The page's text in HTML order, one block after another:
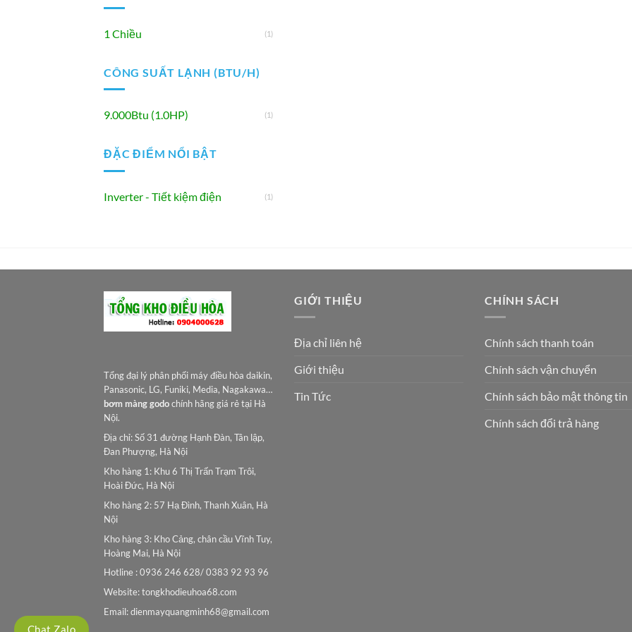
1 Chiều (1)
CÔNG SUẤT LẠNH (BTU/H)
9.000Btu (1.0HP) (1)
ĐẶC ĐIỂM NỔI BẬT
Inverter - Tiết kiệm điện (1)
Tổng đại lý phân phối máy điều hòa daikin,
Panasonic, LG, Funiki, Media, Nagakawa…
bơm màng godochính hãng giá rẻ tại Hà
Nội.
Địa chỉ: Số 31 đường Hạnh Đàn, Tân lập,
Đan Phượng, Hà Nội
Kho hàng 1: Khu 6 Thị Trấn Trạm Trôi,
Hoài Đức, Hà Nội
Kho hàng 2: 57 Hạ Đình, Thanh Xuân, Hà
Nội
Kho hàng 3: Kho Cảng, chân cầu Vĩnh Tuy,
Hoàng Mai, Hà Nội
Hotline : 0936 246 628/ 0383 92 93 96
Website: tongkhodieuhoa68.com
Email:dienmayquangminh68@gmail.com
GIỚI THIỆU
Địa chỉ liên hệ
Giới thiệu
Tin Tức
CHÍNH SÁCH
Chính sách thanh toán
Chính sách vận chuyển
Chính sách bảo mật thông tin
Chính sách đổi trả hàng
Chat Zalo